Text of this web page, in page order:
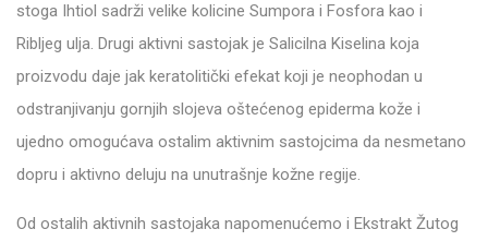
stoga Ihtiol sadrži velike kolicine Sumpora i Fosfora kao i
Ribljeg ulja. Drugi aktivni sastojak je Salicilna Kiselina koja
proizvodu daje jak keratolitički efekat koji je neophodan u
odstranjivanju gornjih slojeva oštećenog epiderma kože i
ujedno omogućava ostalim aktivnim sastojcima da nesmetano
dopru i aktivno deluju na unutrašnje kožne regije.
Od ostalih aktivnih sastojaka napomenućemo i Ekstrakt Žutog